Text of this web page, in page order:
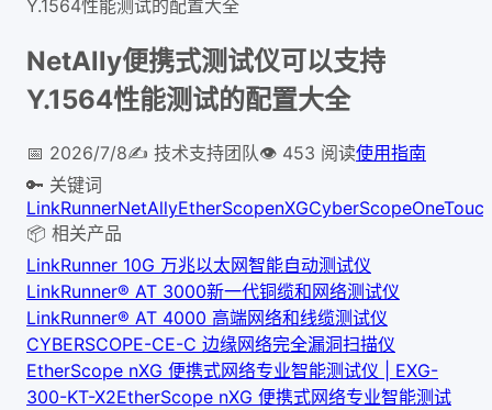
Y.1564性能测试的配置大全
NetAlly便携式测试仪可以支持
Y.1564性能测试的配置大全
📅 2026/7/8✍️ 技术支持团队👁 453 阅读使用指南
🔑 关键词
LinkRunnerNetAllyEtherScopenXGCyberScope
📦 相关产品
LinkRunner 10G 万兆以太网智能自动测试仪
LinkRunner® AT 3000新一代铜缆和网络测试仪
LinkRunner® AT 4000 高端网络和线缆测试仪
CYBERSCOPE-CE-C 边缘网络完全漏洞扫描仪
EtherScope nXG 便携式网络专业智能测试仪 | EXG-
300-KT-X2EtherScope nXG 便携式网络专业智能测试